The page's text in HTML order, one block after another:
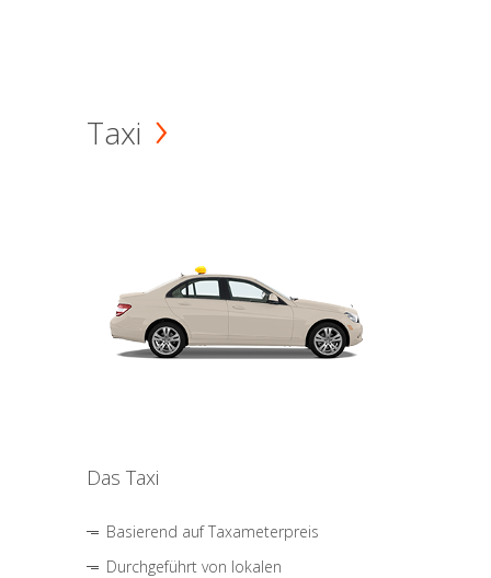
Taxi
Das Taxi
Basierend auf Taxameterpreis
Durchgeführt von lokalen